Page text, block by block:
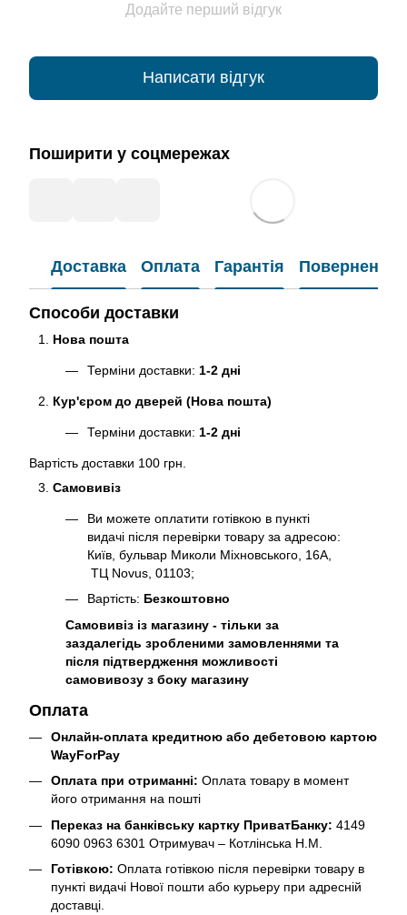
Додайте перший відгук
Написати відгук
Поширити у соцмережах
Доставка Оплата Гарантія Повернення
Способи доставки
Нова пошта
Терміни доставки: 1-2 дні
Кур'єром до дверей (Нова пошта)
Терміни доставки: 1-2 дні
Вартість доставки 100 грн.
Самовивіз
Ви можете оплатити готівкою в пункті
видачі після перевірки товару за адресою:
Київ, бульвар Миколи Міхновського, 16А,
ТЦ Novus, 01103;
Вартість: Безкоштовно
Самовивіз із магазину - тільки за
заздалегідь зробленими замовленнями та
після підтвердження можливості
самовивозу з боку магазину
Оплата
Онлайн-оплата кредитною або дебетовою картою
WayForPay
Оплата при отриманні: Оплата товару в момент
його отримання на пошті
Переказ на банківську картку ПриватБанку: 4149
6090 0963 6301 Отримувач – Котлінська Н.М.
Готівкою: Оплата готівкою після перевірки товару в
пункті видачі Нової пошти або курьеру при адресній
доставці.